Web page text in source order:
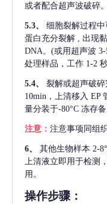
或者配合超声波破碎。
5.3、
细胞裂解过程
蛋白充分裂解
, 出现
DNA。(或用超声波
处理样品，工作 1-2
5.4、 裂解或超声破碎
10min，上清移入 EP
量分装于-80°C 冻存备
注意： 注意事项同组
6、 其他生物样本 2-
上清液立即用于检测
用。
操作步骤：